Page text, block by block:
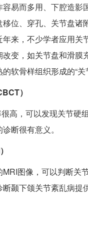
易而多用、下腔造影
位、穿孔、关节盘诸
来，不少学者应用关
变，如关节盘和滑膜
软骨样组织形成的“关
）
高，可以发现关节硬
断很有意义。
图像，可以判断关
颞下颌关节紊乱病提